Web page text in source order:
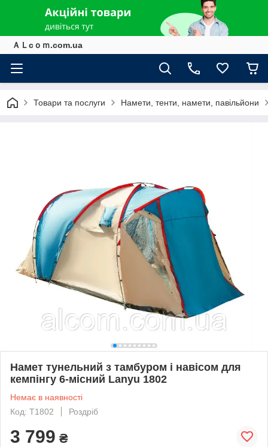
ＡＬcｏｍ.com.ua
Товари та послуги Намети, тенти, намети, павільйони
Намет тунельний з тамбуром і навісом для
кемпінгу 6-місний Lanyu 1802
Немає в наявності
Код: Т1802
Роздріб
3 799 ₴